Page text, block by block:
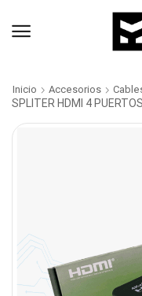
Inicio Accesorios
SPLITER HDMI 4